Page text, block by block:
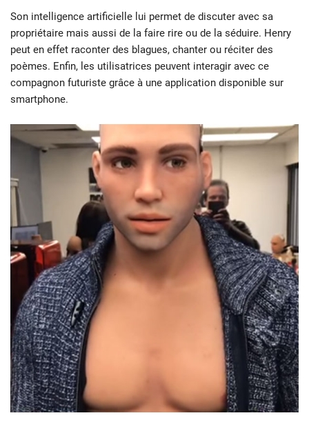
Son intelligence artificielle lui permet de discuter avec sa
propriétaire mais aussi de la faire rire ou de la séduire. Henry
peut en effet raconter des blagues, chanter ou réciter des
poèmes. Enfin, les utilisatrices peuvent interagir avec ce
compagnon futuriste grâce à une application disponible sur
smartphone.